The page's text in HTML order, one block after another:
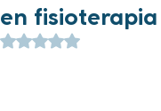
en fisioterapia
Obtuvo NaN de 5 estrellas.